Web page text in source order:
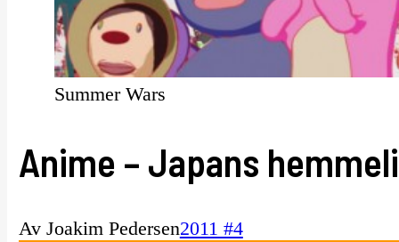
Summer Wars
Anime – Japans
Av Joakim Pedersen2011 #4